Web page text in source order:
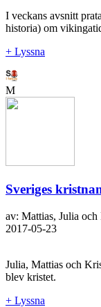
I veckans avsnitt
historia) om
+ Lyssna
M
Sveriges
av: Mattias, Julia
2017-05-23
Julia, Mattias och
blev kristet.
+ Lyssna